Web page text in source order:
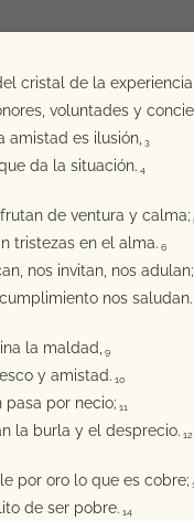
cristal de la experiencia,
voluntades y
amistad es ilusión, 3
da la situación. 4
de ventura y calma;
tristezas en el alma. 6
nos invitan, nos adulan;
nos saludan.
la maldad, 9
y amistad. 10
pasa por necio; 11
la burla y el desprecio. 12
por oro lo que es cobre;
de ser pobre. 14